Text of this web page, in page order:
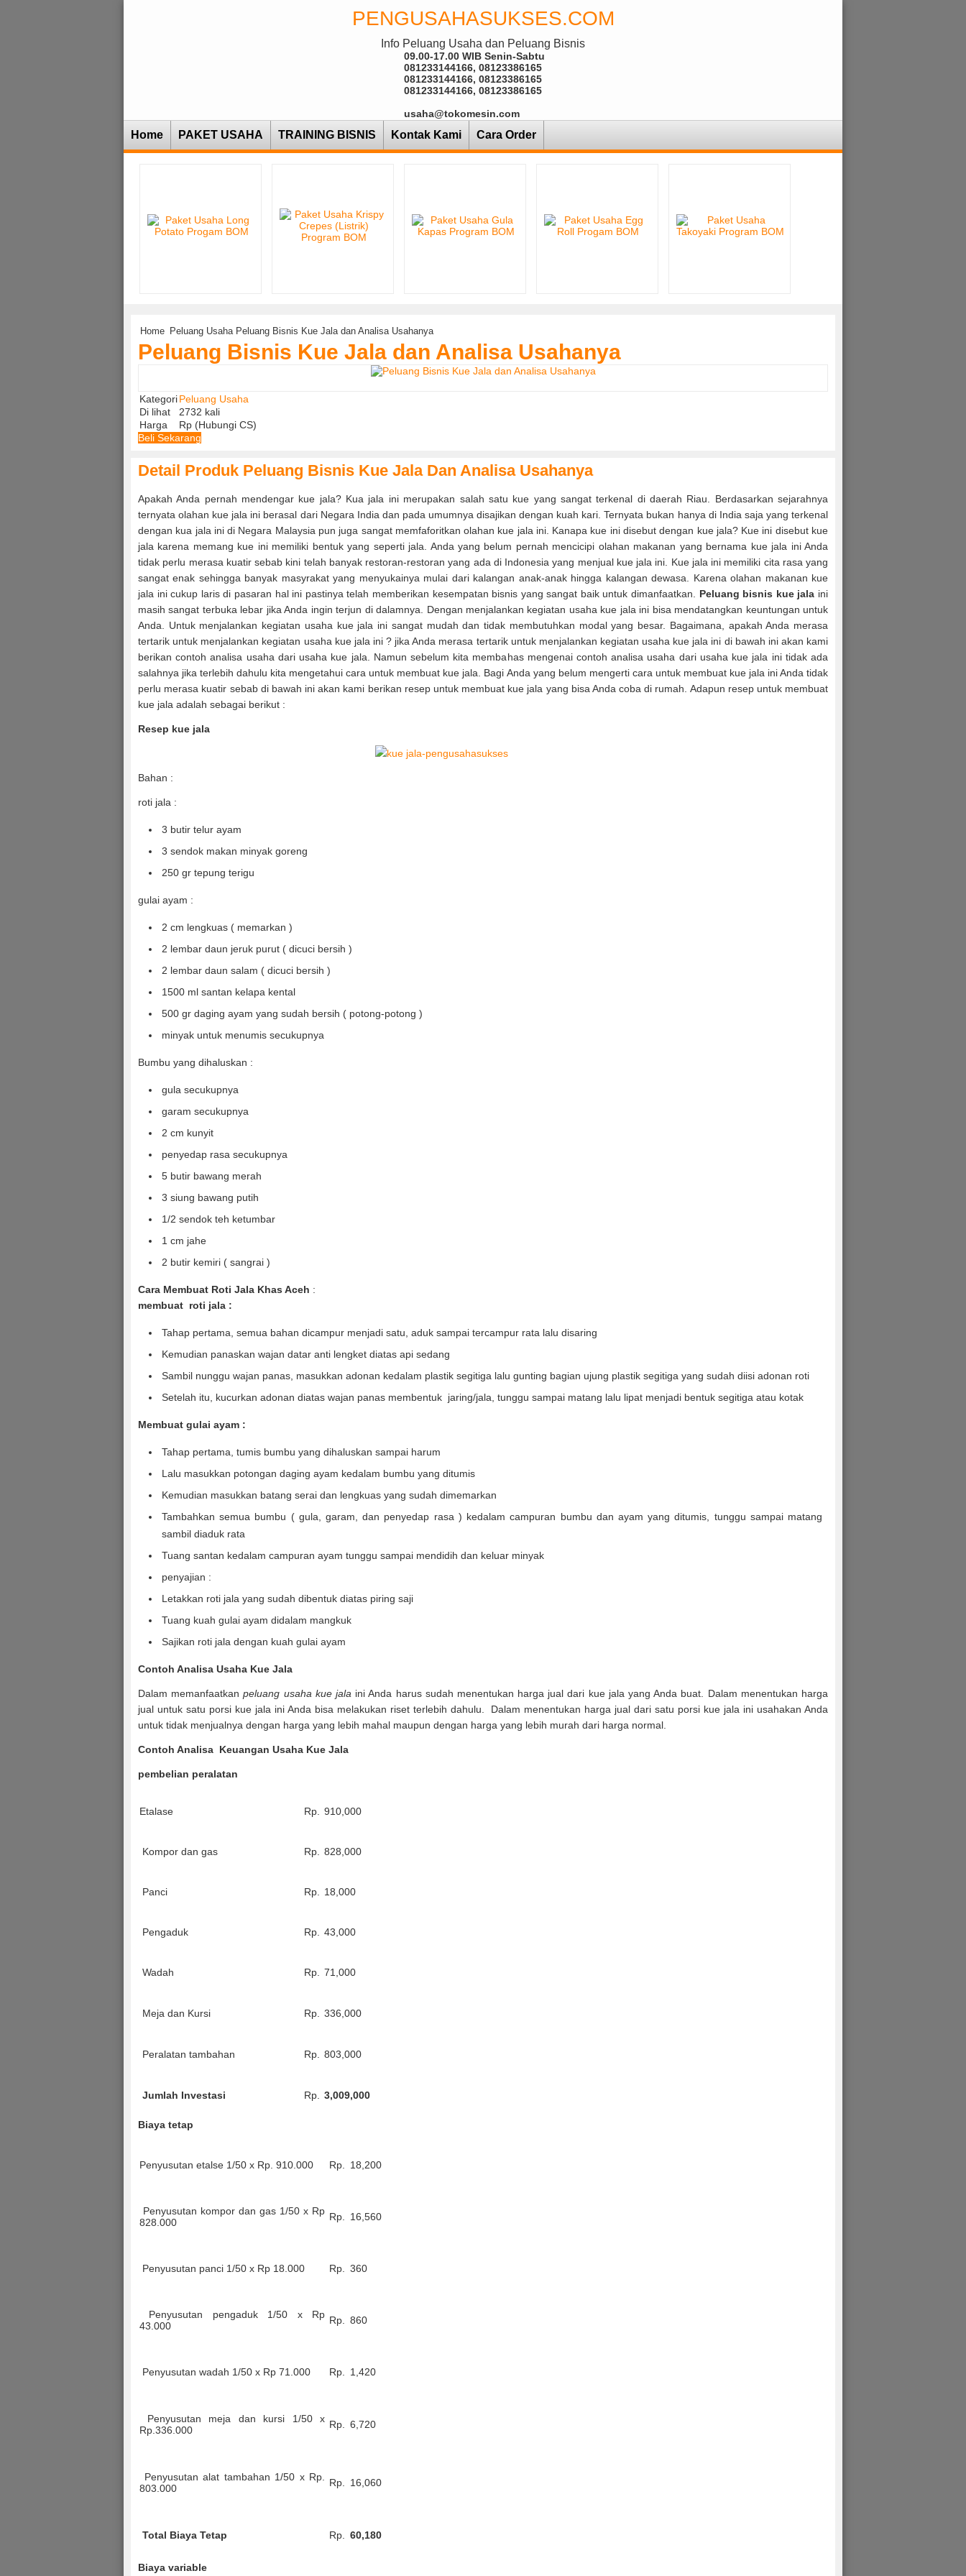
PENGUSAHASUKSES.COM
Info Peluang Usaha dan Peluang Bisnis
09.00-17.00 WIB Senin-Sabtu
081233144166, 08123386165
081233144166, 08123386165
081233144166, 08123386165
usaha@tokomesin.com
Home PAKET USAHA TRAINING BISNIS Kontak Kami Cara Order
Home Peluang Usaha Peluang Bisnis Kue Jala dan Analisa Usahanya
Peluang Bisnis Kue Jala dan Analisa Usahanya
KategoriPeluang Usaha
Di lihat
2732 kali
Harga
Rp (Hubungi CS)
Beli Sekarang
Detail Produk Peluang Bisnis Kue Jala Dan Analisa Usahanya
Apakah Anda pernah mendengar kue jala? Kua jala ini merupakan salah satu kue yang sangat terkenal di daerah Riau. Berdasarkan sejarahnya
ternyata olahan kue jala ini berasal dari Negara India dan pada umumnya disajikan dengan kuah kari. Ternyata bukan hanya di India saja yang terkenal
dengan kua jala ini di Negara Malaysia pun juga sangat memfaforitkan olahan kue jala ini. Kanapa kue ini disebut dengan kue jala? Kue ini disebut kue
jala karena memang kue ini memiliki bentuk yang seperti jala. Anda yang belum pernah mencicipi olahan makanan yang bernama kue jala ini Anda
tidak perlu merasa kuatir sebab kini telah banyak restoran-restoran yang ada di Indonesia yang menjual kue jala ini. Kue jala ini memiliki cita rasa yang
sangat enak sehingga banyak masyrakat yang menyukainya mulai dari kalangan anak-anak hingga kalangan dewasa. Karena olahan makanan kue
jala ini cukup laris di pasaran hal ini pastinya telah memberikan kesempatan bisnis yang sangat baik untuk dimanfaatkan. Peluang bisnis kue jala ini
masih sangat terbuka lebar jika Anda ingin terjun di dalamnya. Dengan menjalankan kegiatan usaha kue jala ini bisa mendatangkan keuntungan untuk
Anda. Untuk menjalankan kegiatan usaha kue jala ini sangat mudah dan tidak membutuhkan modal yang besar. Bagaimana, apakah Anda merasa
tertarik untuk menjalankan kegiatan usaha kue jala ini ? jika Anda merasa tertarik untuk menjalankan kegiatan usaha kue jala ini di bawah ini akan kami
berikan contoh analisa usaha dari usaha kue jala. Namun sebelum kita membahas mengenai contoh analisa usaha dari usaha kue jala ini tidak ada
salahnya jika terlebih dahulu kita mengetahui cara untuk membuat kue jala. Bagi Anda yang belum mengerti cara untuk membuat kue jala ini Anda tidak
perlu merasa kuatir sebab di bawah ini akan kami berikan resep untuk membuat kue jala yang bisa Anda coba di rumah. Adapun resep untuk membuat
kue jala adalah sebagai berikut :
Resep kue jala
Bahan :
roti jala :
3 butir telur ayam
3 sendok makan minyak goreng
250 gr tepung terigu
gulai ayam :
2 cm lengkuas ( memarkan )
2 lembar daun jeruk purut ( dicuci bersih )
2 lembar daun salam ( dicuci bersih )
1500 ml santan kelapa kental
500 gr daging ayam yang sudah bersih ( potong-potong )
minyak untuk menumis secukupnya
Bumbu yang dihaluskan :
gula secukupnya
garam secukupnya
2 cm kunyit
penyedap rasa secukupnya
5 butir bawang merah
3 siung bawang putih
1/2 sendok teh ketumbar
1 cm jahe
2 butir kemiri ( sangrai )
Cara Membuat Roti Jala Khas Aceh :
membuat roti jala :
Tahap pertama, semua bahan dicampur menjadi satu, aduk sampai tercampur rata lalu disaring
Kemudian panaskan wajan datar anti lengket diatas api sedang
Sambil nunggu wajan panas, masukkan adonan kedalam plastik segitiga lalu gunting bagian ujung plastik segitiga yang sudah diisi adonan roti
Setelah itu, kucurkan adonan diatas wajan panas membentuk jaring/jala, tunggu sampai matang lalu lipat menjadi bentuk segitiga atau kotak
Membuat gulai ayam :
Tahap pertama, tumis bumbu yang dihaluskan sampai harum
Lalu masukkan potongan daging ayam kedalam bumbu yang ditumis
Kemudian masukkan batang serai dan lengkuas yang sudah dimemarkan
Tambahkan semua bumbu ( gula, garam, dan penyedap rasa ) kedalam campuran bumbu dan ayam yang ditumis, tunggu sampai matang
sambil diaduk rata
Tuang santan kedalam campuran ayam tunggu sampai mendidih dan keluar minyak
penyajian :
Letakkan roti jala yang sudah dibentuk diatas piring saji
Tuang kuah gulai ayam didalam mangkuk
Sajikan roti jala dengan kuah gulai ayam
Contoh Analisa Usaha Kue Jala
Dalam memanfaatkanpeluang usaha kue jala ini Anda harus sudah menentukan harga jual dari kue jala yang Anda buat. Dalam menentukan harga
jual untuk satu porsi kue jala ini Anda bisa melakukan riset terlebih dahulu. Dalam menentukan harga jual dari satu porsi kue jala ini usahakan Anda
untuk tidak menjualnya dengan harga yang lebih mahal maupun dengan harga yang lebih murah dari harga normal.
Contoh Analisa Keuangan Usaha Kue Jala
pembelian peralatan
Etalase Rp. 910,000
Kompor dan gas Rp. 828,000
Panci Rp. 18,000
Pengaduk Rp. 43,000
Wadah Rp. 71,000
Meja dan Kursi Rp. 336,000
Peralatan tambahan Rp. 803,000
Jumlah Investasi Rp. 3,009,000
Biaya tetap
Penyusutan etalse 1/50 x Rp. 910.000 Rp. 18,200
Penyusutan kompor dan gas 1/50 x Rp
828.000
Rp. 16,560
Penyusutan panci 1/50 x Rp 18.000 Rp. 360
Penyusutan pengaduk 1/50 x Rp
43.000
Rp. 860
Penyusutan wadah 1/50 x Rp 71.000 Rp. 1,420
Penyusutan meja dan kursi 1/50 x
Rp.336.000
Rp. 6,720
Penyusutan alat tambahan 1/50 x Rp.
803.000
Rp. 16,060
Total Biaya Tetap Rp. 60,180
Biaya variable